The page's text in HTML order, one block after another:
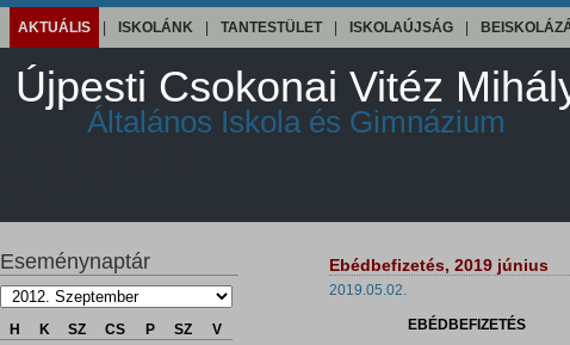
AKTUÁLIS ISKOLÁNK TANTESTÜLET ISKOLAÚJSÁG
Újpesti Csokonai Vitéz
Általános Iskola és Gimnázium
Eseménynaptár
H K SZ CS P SZ
V
Ebédbefizetés, 2019 június
2019.05.02.
EBÉDBEFIZETÉS